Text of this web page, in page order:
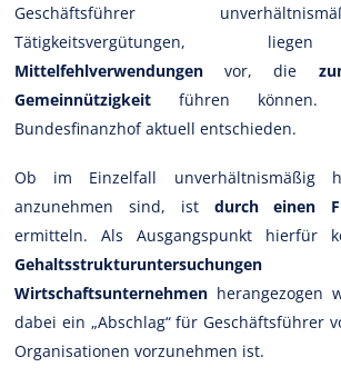
Geschäftsführer
Tätigkeitsvergütungen,
Mittelfehlverwendungen vor, die
Gemeinnützigkeit führen
Bundesfinanzhof aktuell entschieden.
Ob im Einzelfall unverhältnismäßig
anzunehmen sind, ist durch einen
ermitteln. Als Ausgangspunkt hierfür
Wirtschaftsunternehmen herangezogen
dabei ein „Abschlag“ für Geschäftsführer
Organisationen vorzunehmen ist.